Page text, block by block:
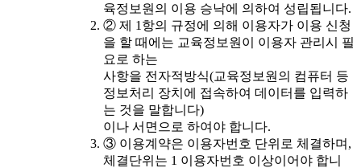
육정보원의 이용 승낙에 의하여 성립됩니다.
② 제 1항의 규정에 의해 이용자가 이용 신청
을 할 때에는 교육정보원이 이용자 관리시 필
요로 하는
사항을 전자적방식(교육정보원의 컴퓨터 등
정보처리 장치에 접속하여 데이터를 입력하
는 것을 말합니다)
이나 서면으로 하여야 합니다.
③ 이용계약은 이용자번호 단위로 체결하며,
체결단위는 1 이용자번호 이상이어야 합니